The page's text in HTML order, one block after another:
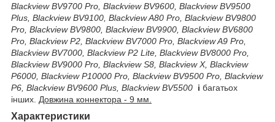
Blackview BV9700 Pro, Blackview BV9600, Blackview BV9500
Plus, Blackview BV9100, Blackview A80 Pro, Blackview BV9800
Pro, Blackview BV9800, Blackview BV9900, Blackview BV6800
Pro, Blackview P2, Blackview BV7000 Pro, Blackview A9 Pro,
Blackview BV7000, Blackview P2 Lite, Blackview BV8000 Pro,
Blackview BV9000 Pro, Blackview S8, Blackview X, Blackview
P6000, Blackview P10000 Pro, Blackview BV9500 Pro, Blackview
P6, Blackview BV9600 Plus, Blackview BV5500 і багатьох
інших. Довжина коннектора - 9 мм.
Характеристики